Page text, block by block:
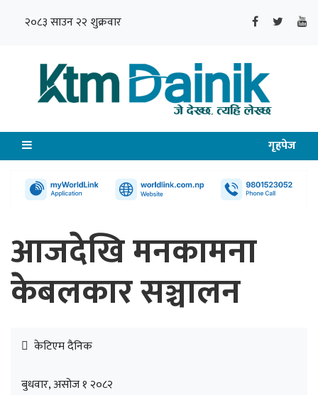
२०८३ साउन २२ शुक्रवार
गृहपेज
आजदेखि मनकामना
केबलकार सञ्चालन
केटिएम दैनिक
बुधवार, असोज १ २०८२